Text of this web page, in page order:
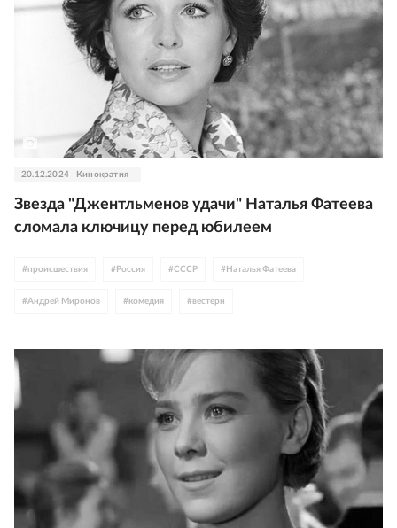
20.12.2024 Кинократия
Звезда "Джентльменов удачи" Наталья Фатеева
сломала ключицу перед юбилеем
#происшествия # Россия #СССР # Наталья Фатеева
#Андрей Миронов #комедия #вестерн